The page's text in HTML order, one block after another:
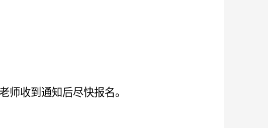
师收到通知后尽快报名。